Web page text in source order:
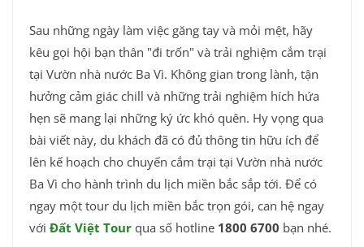
Sau những ngày làm việc găng tay và mỏi mệt, hãy
kêu gọi hội bạn thân "đi trốn" và trải nghiệm cắm trại
tại Vườn nhà nước Ba Vì. Không gian trong lành, tận
hưởng cảm giác chill và những trải nghiệm hích hứa
hẹn sẽ mang lại những ký ức khó quên. Hy vọng qua
bài viết này, du khách đã có đủ thông tin hữu ích để
lên kế hoạch cho chuyến cắm trại tại Vườn nhà nước
Ba Vì cho hành trình du lịch miền bắc sắp tới. Để có
ngay một tour du lịch miền bắc trọn gói, can hệ ngay
với Đất Việt Tour qua số hotline 1800 6700 bạn nhé.